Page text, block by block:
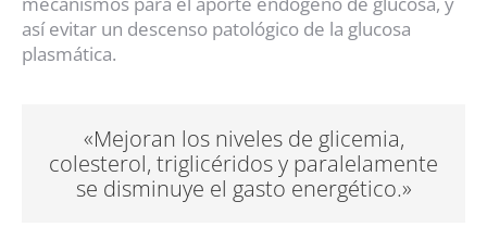
así evitar un descenso patológico de la glucosa
plasmática.
«Mejoran los niveles de glicemia,
colesterol, triglicéridos y paralelamente
se disminuye el gasto energético.»